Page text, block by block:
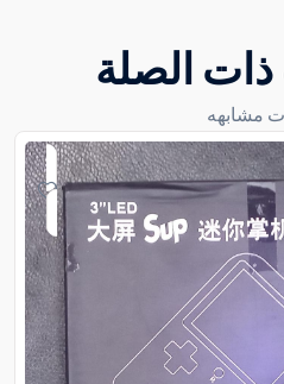
الصلة
مشابهه